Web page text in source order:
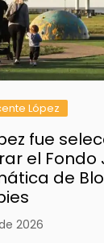
López
fue
el Fondo
de
2026